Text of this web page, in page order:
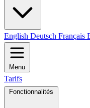
English Deutsch Français
Menu
Tarifs
Fonctionnalités